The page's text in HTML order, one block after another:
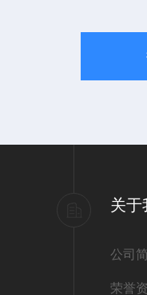
关于
公司
荣誉